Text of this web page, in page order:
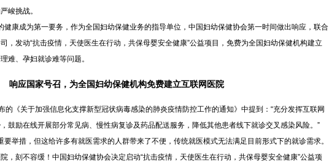
峻挑战。
健康成为第一要务，作为全国妇幼保健业务的指导单位，中国妇幼保健协会第一时间做出响应，联合
，发动“抗击疫情，天使医生在行动，共保母婴安全健康”公益项目，免费为全国妇幼保健机构建立
难、孕妇就诊难等问题。
响应国家号召，为全国妇幼保健机构免费建立互联网医院
的《关于加强信息化支撑新型冠状病毒感染的肺炎疫情防控工作的通知》中提到：“充分发挥互联网
鼓励在线开展部分常见病、慢性病复诊及药品配送服务，降低其他患者线下就诊交叉感染风险。”
要举措，但这给许多有就医需求的人群带来了不便，传统就医模式无法满足目前形式下的就诊需求。
，刻不容缓！中国妇幼保健协会决定启动“抗击疫情，天使医生在行动，共保母婴安全健康”公益项